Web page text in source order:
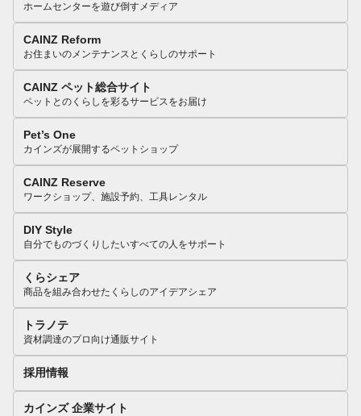
ホームセンターを遊び倒すメディア
CAINZ Reform
お住まいのメンテナンスとくらしのサポート
CAINZ ペット総合サイト
ペットとのくらしを彩るサービスをお届け
Pet’s One
カインズが展開するペットショップ
CAINZ Reserve
ワークショップ、施設予約、工具レンタル
DIY Style
自分でものづくりしたいすべての人をサポート
くらシェア
商品を組み合わせたくらしのアイデアシェア
トラノテ
資材調達のプロ向け通販サイト
採用情報
カインズ 企業サイト